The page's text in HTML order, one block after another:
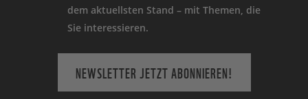
dem aktuellsten Stand – mit Themen, die
Sie interessieren.
NEWSLETTER JETZT ABONNIEREN!